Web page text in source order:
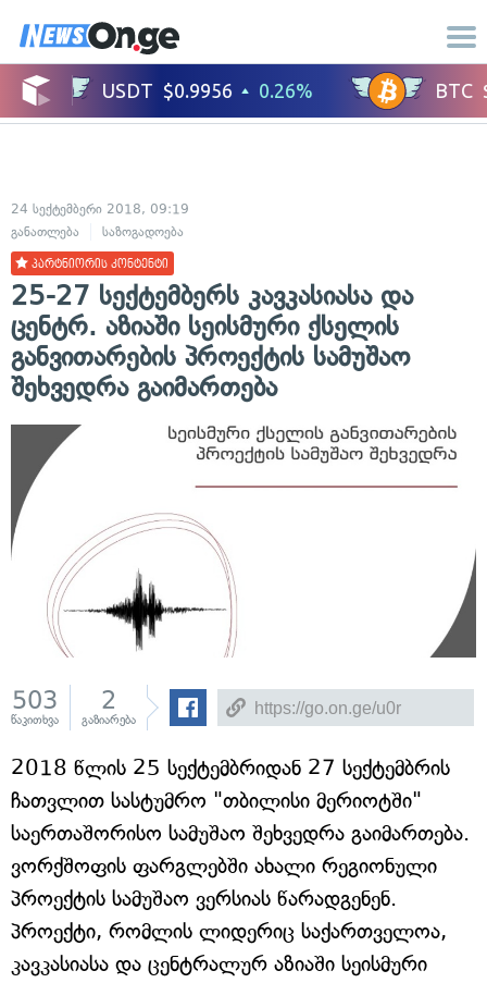
24 სექტემბერი 2018, 09:19
განათლება
საზოგადოება
პარტნიორის კონტენტი
25-27 სექტემბერს კავკასიასა და
ცენტრ. აზიაში სეისმური ქსელის
განვითარების პროექტის სამუშაო
შეხვედრა გაიმართება
503
წაკითხვა
2
გაზიარება
2018 წლის 25 სექტემბრიდან 27 სექტემბრის
ჩათვლით სასტუმრო "თბილისი მერიოტში"
საერთაშორისო სამუშაო შეხვედრა გაიმართება.
ვორქშოფის ფარგლებში ახალი რეგიონული
პროექტის სამუშაო ვერსიას წარადგენენ.
პროექტი, რომლის ლიდერიც საქართველოა,
კავკასიასა და ცენტრალურ აზიაში სეისმური